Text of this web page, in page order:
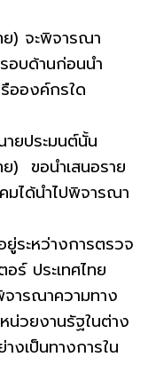
ย) จะพิจารณา
อบด้านก่อนนำ
อองค์กรใด
ยประมนต์นั้น
) ขอนำเสนอราย
มได้นำไปพิจารณา
ระหว่างการตรวจ
ร์ ประเทศไทย
จารณาความทาง
น่วยงานรัฐในต่าง
งเป็นทางการใน